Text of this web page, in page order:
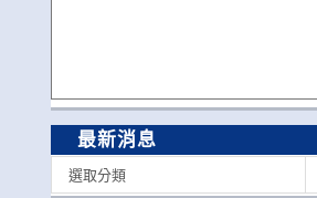
最新消息
選取分類